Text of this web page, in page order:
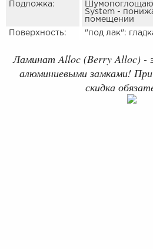
Подложка:
System -
помещении
Поверхность:
"под лак":
Ламинат Alloc (Berry Alloc) -
алюминиевыми замками!
скидка